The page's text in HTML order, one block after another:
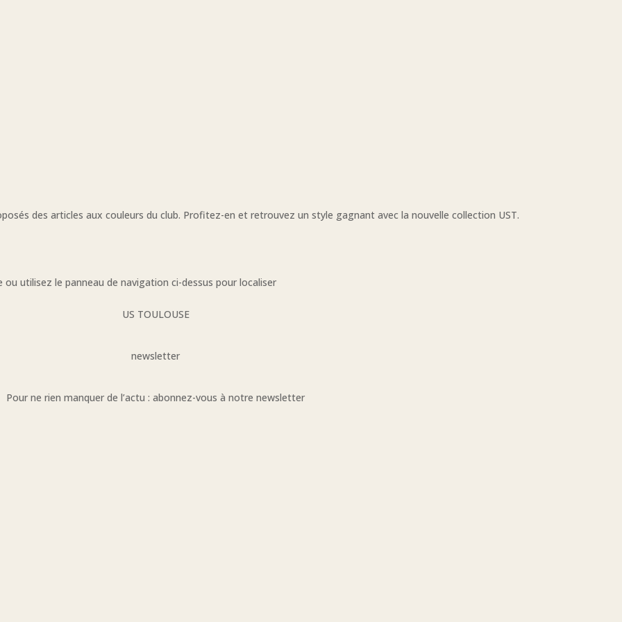
des articles aux couleurs du club. Profitez-en et retrouvez un style gagnant avec la nouvelle collection UST.
utilisez le panneau de navigation ci-dessus pour localiser
US TOULOUSE
newsletter
Pour ne rien manquer de l’actu : abonnez-vous à notre newsletter